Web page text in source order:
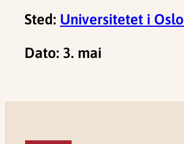
Sted: Universitetet i Oslo
Dato: 3. mai